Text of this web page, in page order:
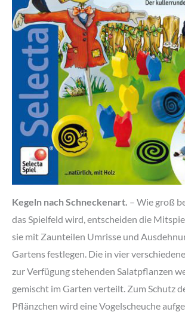
Kegeln nach Schneckenart. – Wie groß
das Spielfeld wird, entscheiden die
sie mit Zaunteilen Umrisse und
Gartens festlegen. Die in vier
zur Verfügung stehenden Salatpflanzen
gemischt im Garten verteilt. Zum Schutz
Pflänzchen wird eine Vogelscheuche